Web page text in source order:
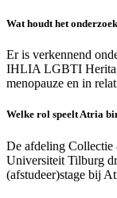
Wat houdt het
Er is verkennend
IHLIA LGBTI
menopauze en in
Welke rol speelt Atria
De afdeling Collectie
Universiteit Tilburg
(afstudeer)stage bij